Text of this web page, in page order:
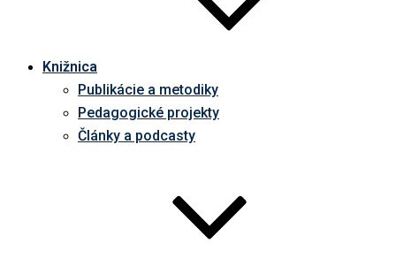
Knižnica
Publikácie a metodiky
Pedagogické projekty
Články a podcasty